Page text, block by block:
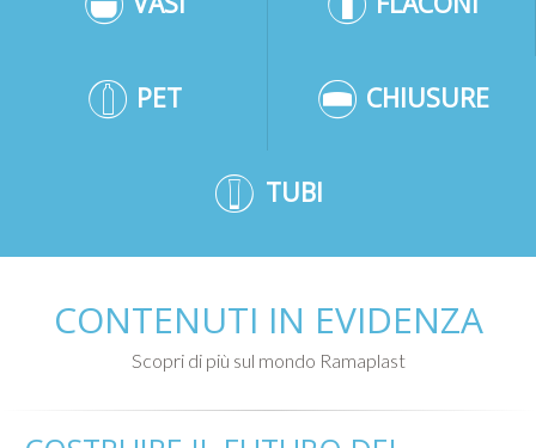
PET CHIUSURE
TUBI
CONTENUTI IN EVIDENZA
Scopri di più sul mondo Ramaplast